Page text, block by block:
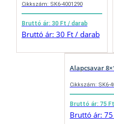
Cikkszám: SK6-4001290
Bruttó ár: 30 Ft / darab
Bruttó ár: 30 Ft / darab
Alapcsavar
Cikkszám: SK6-
Bruttó ár: 75
Bruttó ár: